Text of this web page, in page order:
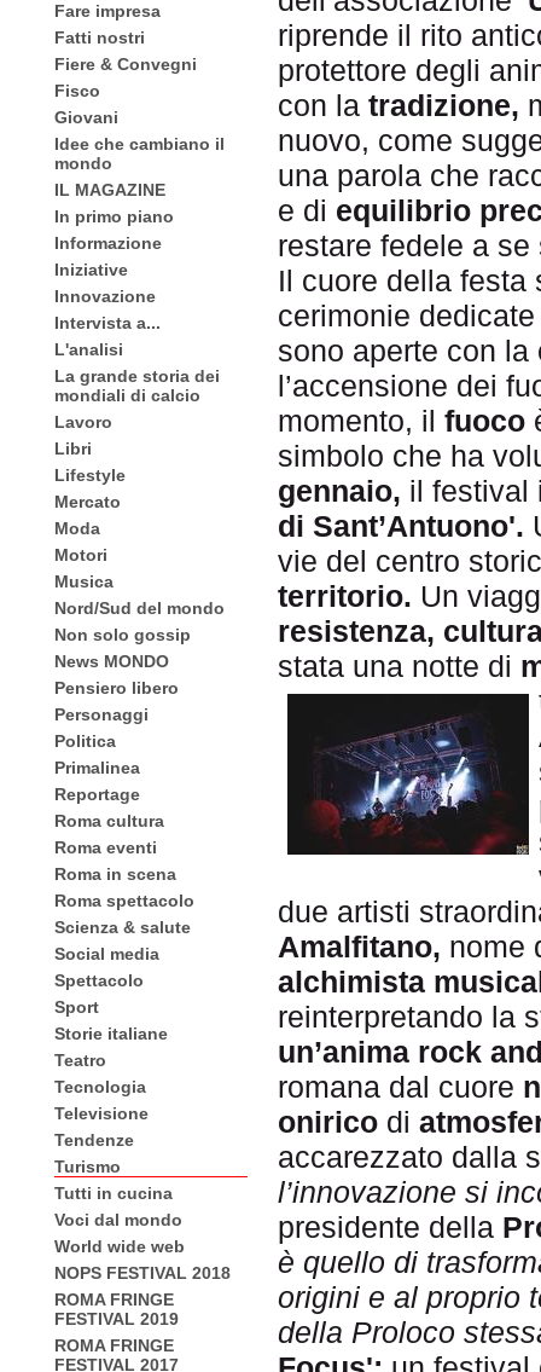
Fare impresa
Fatti nostri
Fiere & Convegni
Fisco
Giovani
Idee che cambiano il
mondo
IL MAGAZINE
In primo piano
Informazione
Iniziative
Innovazione
Intervista a...
L'analisi
La grande storia dei
mondiali di calcio
Lavoro
Libri
Lifestyle
Mercato
Moda
Motori
Musica
Nord/Sud del mondo
Non solo gossip
News MONDO
Pensiero libero
Personaggi
Politica
Primalinea
Reportage
Roma cultura
Roma eventi
Roma in scena
Roma spettacolo
Scienza & salute
Social media
Spettacolo
Sport
Storie italiane
Teatro
Tecnologia
Televisione
Tendenze
Turismo
Tutti in cucina
Voci dal mondo
World wide web
NOPS FESTIVAL 2018
ROMA FRINGE
FESTIVAL 2019
ROMA FRINGE
FESTIVAL 2017
riprende il rito
protettore degli
con la tradizione,
nuovo, come
una parola che
e di equilibrio
restare fedele a se
Il cuore della
cerimonie
sono aperte con
l’accensione dei
momento, il fuoco
simbolo che ha
gennaio, il festival
di Sant’Antuono'.
vie del centro
territorio. Un
resistenza,
stata una notte di
due artisti
Amalfitano, nome
alchimista
reinterpretando la
un’anima rock
romana dal cuore
onirico di
accarezzato dalla
l’innovazione si
presidente della
è quello di
origini e al proprio
della Proloco